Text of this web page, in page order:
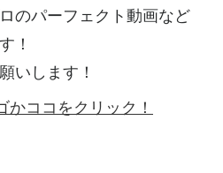
のパーフェクト動画など
！
いします！
ココをクリック！